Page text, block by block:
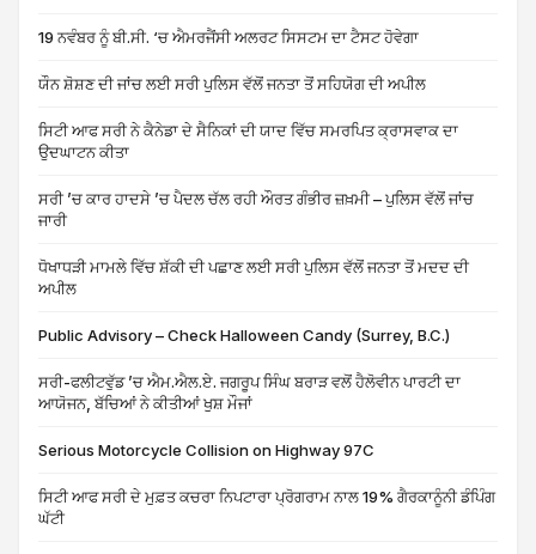
19 ਨਵੰਬਰ ਨੂੰ ਬੀ.ਸੀ. ‘ਚ ਐਮਰਜੈਂਸੀ ਅਲਰਟ ਸਿਸਟਮ ਦਾ ਟੈਸਟ ਹੋਵੇਗਾ
ਯੌਨ ਸ਼ੋਸ਼ਣ ਦੀ ਜਾਂਚ ਲਈ ਸਰੀ ਪੁਲਿਸ ਵੱਲੋਂ ਜਨਤਾ ਤੋਂ ਸਹਿਯੋਗ ਦੀ ਅਪੀਲ
ਸਿਟੀ ਆਫ ਸਰੀ ਨੇ ਕੈਨੇਡਾ ਦੇ ਸੈਨਿਕਾਂ ਦੀ ਯਾਦ ਵਿੱਚ ਸਮਰਪਿਤ ਕ੍ਰਾਸਵਾਕ ਦਾ
ਉਦਘਾਟਨ ਕੀਤਾ
ਸਰੀ ’ਚ ਕਾਰ ਹਾਦਸੇ ’ਚ ਪੈਦਲ ਚੱਲ ਰਹੀ ਔਰਤ ਗੰਭੀਰ ਜ਼ਖ਼ਮੀ – ਪੁਲਿਸ ਵੱਲੋਂ ਜਾਂਚ
ਜਾਰੀ
ਧੋਖਾਧੜੀ ਮਾਮਲੇ ਵਿੱਚ ਸ਼ੱਕੀ ਦੀ ਪਛਾਣ ਲਈ ਸਰੀ ਪੁਲਿਸ ਵੱਲੋਂ ਜਨਤਾ ਤੋਂ ਮਦਦ ਦੀ
ਅਪੀਲ
Public Advisory – Check Halloween Candy (Surrey, B.C.)
ਸਰੀ-ਫਲੀਟਵੁੱਡ ’ਚ ਐਮ.ਐਲ.ਏ. ਜਗਰੂਪ ਸਿੰਘ ਬਰਾੜ ਵਲੋਂ ਹੈਲੋਵੀਨ ਪਾਰਟੀ ਦਾ
ਆਯੋਜਨ, ਬੱਚਿਆਂ ਨੇ ਕੀਤੀਆਂ ਖੁਸ਼ ਮੌਜਾਂ
Serious Motorcycle Collision on Highway 97C
ਸਿਟੀ ਆਫ ਸਰੀ ਦੇ ਮੁਫ਼ਤ ਕਚਰਾ ਨਿਪਟਾਰਾ ਪ੍ਰੋਗਰਾਮ ਨਾਲ 19% ਗੈਰਕਾਨੂੰਨੀ ਡੰਪਿੰਗ
ਘੱਟੀ